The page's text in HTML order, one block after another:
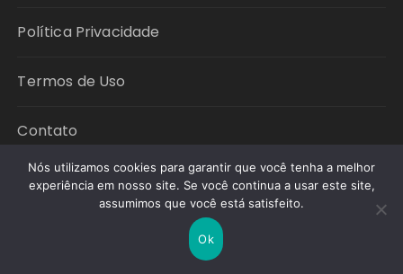
Política Privacidade
Termos de Uso
Contato
Copyright © 2026 Política em Foco. All rights
Themebeez
Nós utilizamos cookies para garantir que você tenha a melhor
experiência em nosso site. Se você continua a usar este site,
assumimos que você está satisfeito.
Ok